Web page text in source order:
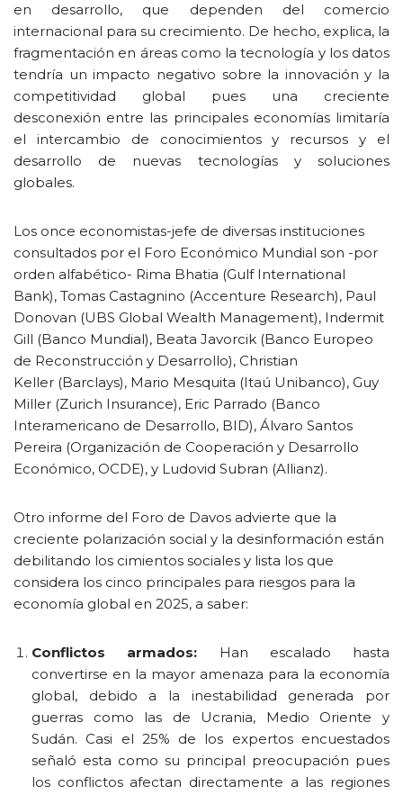
en desarrollo, que dependen del comercio
internacional para su crecimiento. De hecho, explica, la
fragmentación en áreas como la tecnología y los datos
tendría un impacto negativo sobre la innovación y la
competitividad global pues una creciente
desconexión entre las principales economías limitaría
el intercambio de conocimientos y recursos y el
desarrollo de nuevas tecnologías y soluciones
globales.
Los once economistas-jefe de diversas instituciones
consultados por el Foro Económico Mundial son -por
orden alfabético- Rima Bhatia (Gulf International
Bank), Tomas Castagnino (Accenture Research), Paul
Donovan (UBS Global Wealth Management), Indermit
Gill (Banco Mundial), Beata Javorcik (Banco Europeo
de Reconstrucción y Desarrollo), Christian
Keller (Barclays), Mario Mesquita (Itaú Unibanco), Guy
Miller (Zurich Insurance), Eric Parrado (Banco
Interamericano de Desarrollo, BID), Álvaro Santos
Pereira (Organización de Cooperación y Desarrollo
Económico, OCDE), y Ludovid Subran (Allianz).
Otro informe del Foro de Davos advierte que la
creciente polarización social y la desinformación están
debilitando los cimientos sociales y lista los que
considera los cinco principales para riesgos para la
economía global en 2025, a saber:
Conflictos armados: Han escalado hasta
convertirse en la mayor amenaza para la economía
global, debido a la inestabilidad generada por
guerras como las de Ucrania, Medio Oriente y
Sudán. Casi el 25% de los expertos encuestados
señaló esta como su principal preocupación pues
los conflictos afectan directamente a las regiones